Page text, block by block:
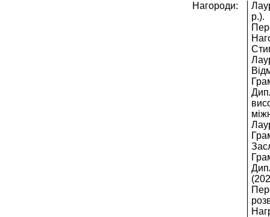
Нагороди:
р.).